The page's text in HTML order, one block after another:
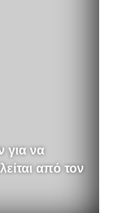
για να
από τον